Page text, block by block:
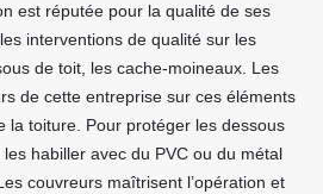
est réputée pour la qualité de ses
interventions de qualité sur les
de toit, les cache-moineaux. Les
de cette entreprise sur ces éléments
la toiture. Pour protéger les dessous
habiller avec du PVC ou du métal
couvreurs maîtrisent l’opération et